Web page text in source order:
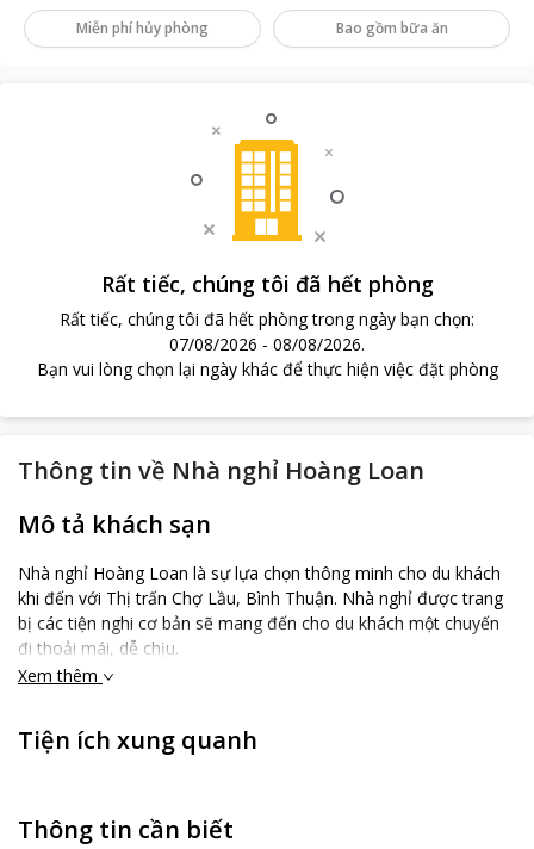
Miễn phí hủy phòng Bao gồm bữa ăn
Rất tiếc, chúng tôi đã hết phòng
Rất tiếc, chúng tôi đã hết phòng trong ngày bạn chọn:
07/08/2026 - 08/08/2026.
Bạn vui lòng chọn lại ngày khác để thực hiện việc đặt phòng
Thông tin về Nhà nghỉ Hoàng Loan
Mô tả khách sạn
Nhà nghỉ Hoàng Loan là sự lựa chọn thông minh cho du khách
khi đến với Thị trấn Chợ Lầu, Bình Thuận. Nhà nghỉ được trang
bị các tiện nghi cơ bản sẽ mang đến cho du khách một chuyến
đi thoải mái, dễ chịu.
Xem thêm
Tiện ích xung quanh
Thông tin cần biết